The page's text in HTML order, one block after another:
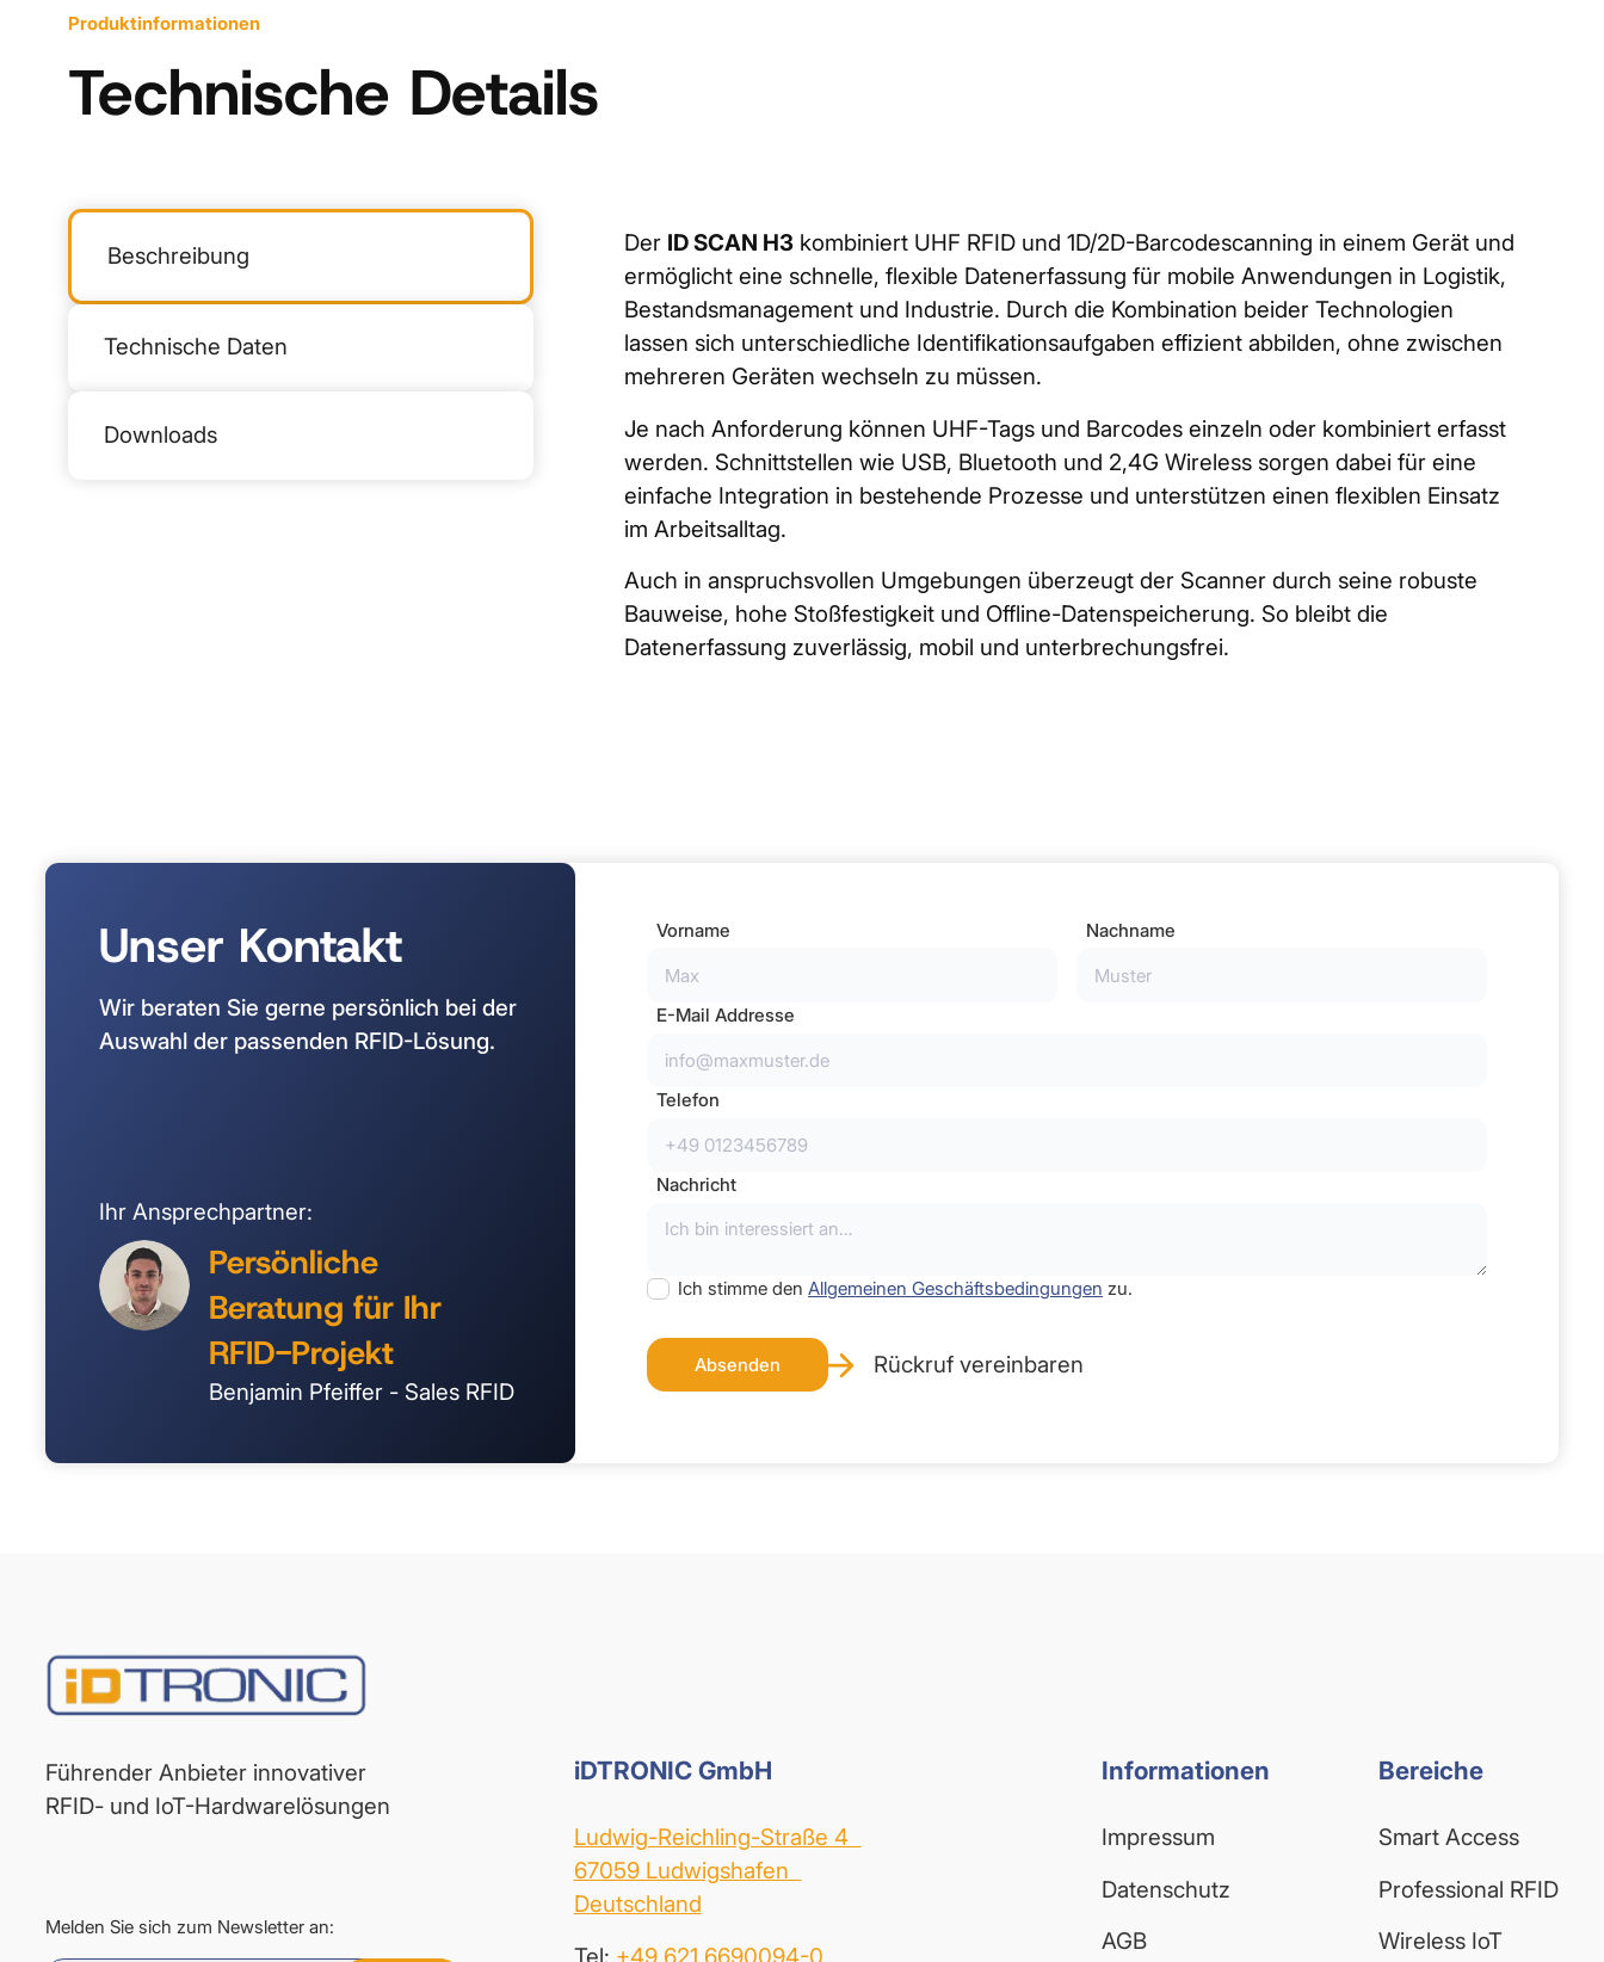
Produktinformationen
Technische Details
Beschreibung
Technische Daten
Downloads
Der ID SCAN H3 kombiniert UHF RFID und 1D/2D-Barcodescanning in einem Gerät und
ermöglicht eine schnelle, flexible Datenerfassung für mobile Anwendungen in Logistik,
Bestandsmanagement und Industrie. Durch die Kombination beider Technologien
lassen sich unterschiedliche Identifikationsaufgaben effizient abbilden, ohne zwischen
mehreren Geräten wechseln zu müssen.
Je nach Anforderung können UHF-Tags und Barcodes einzeln oder kombiniert erfasst
werden. Schnittstellen wie USB, Bluetooth und 2,4G Wireless sorgen dabei für eine
einfache Integration in bestehende Prozesse und unterstützen einen flexiblen Einsatz
im Arbeitsalltag.
Auch in anspruchsvollen Umgebungen überzeugt der Scanner durch seine robuste
Bauweise, hohe Stoßfestigkeit und Offline-Datenspeicherung. So bleibt die
Datenerfassung zuverlässig, mobil und unterbrechungsfrei.
Unser Kontakt
Wir beraten Sie gerne persönlich bei der
Auswahl der passenden RFID-Lösung.
Ihr Ansprechpartner:
Persönliche
Beratung für Ihr
RFID-Projekt
Benjamin Pfeiffer - Sales RFID
Vorname Nachname
E-Mail Addresse
Telefon
Nachricht
Ich stimme denAllgemeinen Geschäftsbedingungen zu.
Rückruf vereinbaren
Führender Anbieter innovativer
RFID- und IoT-Hardwarelösungen
Melden Sie sich zum Newsletter an:
iDTRONIC GmbH
Ludwig-Reichling-Straße 4
67059 Ludwigshafen
Deutschland
Tel: +49 621 6690094-0
Informationen
Impressum
Datenschutz
AGB
Bereiche
Smart Access
Professional RFID
Wireless IoT